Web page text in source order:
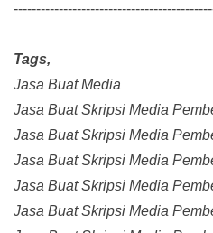
Tags,
Jasa Buat Media
Jasa Buat Skripsi Media
Jasa Buat Skripsi Media
Jasa Buat Skripsi Media
Jasa Buat Skripsi Media
Jasa Buat Skripsi Media